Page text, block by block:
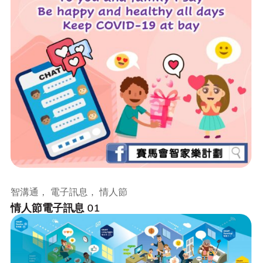
情人節電子訊息 01
智溝通， 電子訊息， 情人節